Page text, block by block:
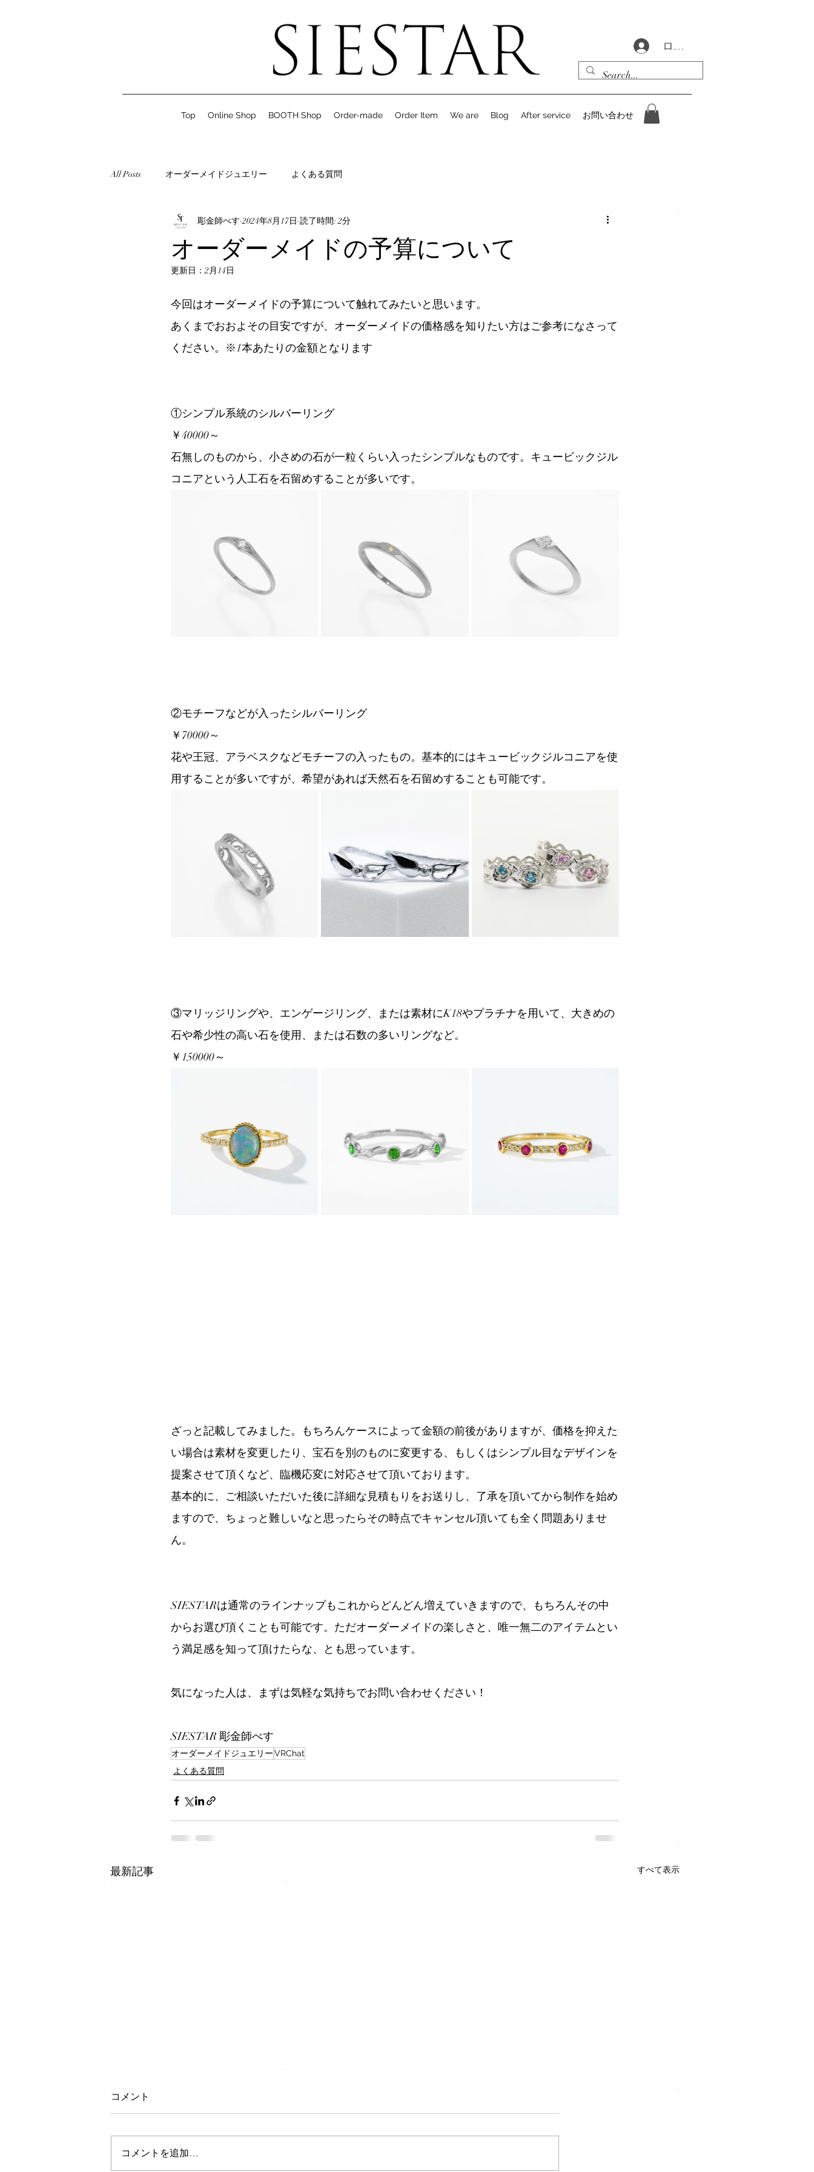
Top Online Shop BOOTH Shop Order-made Order Item We are Blog After service お問い合わせ
ログイン
All Posts オーダーメイドジュエリー よくある質問
オーダーメイドの予算について
彫金師べす 2024年8月17日 読了時間: 2分
更新日：2月14日
今回はオーダーメイドの予算について触れてみたいと思います。
あくまでおおよその目安ですが、オーダーメイドの価格感を知りたい方はご参考になさって
ください。※1本あたりの金額となります
①シンプル系統のシルバーリング
￥40000～
石無しのものから、小さめの石が一粒くらい入ったシンプルなものです。キュービックジル
コニアという人工石を石留めすることが多いです。
②モチーフなどが入ったシルバーリング
￥70000～
花や王冠、アラベスクなどモチーフの入ったもの。基本的にはキュービックジルコニアを使
用することが多いですが、希望があれば天然石を石留めすることも可能です。
③マリッジリングや、エンゲージリング、または素材にK18やプラチナを用いて、大きめの
石や希少性の高い石を使用、または石数の多いリングなど。
￥150000～
ざっと記載してみました。もちろんケースによって金額の前後がありますが、価格を抑えた
い場合は素材を変更したり、宝石を別のものに変更する、もしくはシンプル目なデザインを
提案させて頂くなど、臨機応変に対応させて頂いております。
基本的に、ご相談いただいた後に詳細な見積もりをお送りし、了承を頂いてから制作を始め
ますので、ちょっと難しいなと思ったらその時点でキャンセル頂いても全く問題ありませ
ん。
SIESTARは通常のラインナップもこれからどんどん増えていきますので、もちろんその中
からお選び頂くことも可能です。ただオーダーメイドの楽しさと、唯一無二のアイテムとい
う満足感を知って頂けたらな、とも思っています。
気になった人は、まずは気軽な気持ちでお問い合わせください！
SIESTAR 彫金師べす
オーダーメイドジュエリーVRChat
よくある質問
最新記事 すべて表示
コメント
コメントを追加…